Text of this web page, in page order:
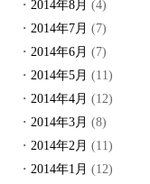
2014年8月 (4)
2014年7月 (7)
2014年6月 (7)
2014年5月 (11)
2014年4月 (12)
2014年3月 (8)
2014年2月 (11)
2014年1月 (12)